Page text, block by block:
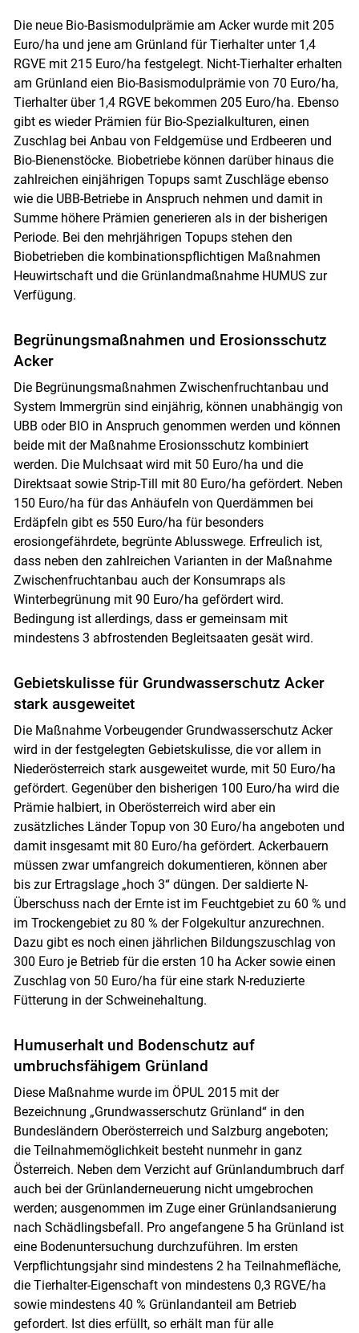
Die neue Bio-Basismodulprämie am Acker wurde mit 205
Euro/ha und jene am Grünland für Tierhalter unter 1,4
RGVE mit 215 Euro/ha festgelegt. Nicht-Tierhalter erhalten
am Grünland eien Bio-Basismodulprämie von 70 Euro/ha,
Tierhalter über 1,4 RGVE bekommen 205 Euro/ha. Ebenso
gibt es wieder Prämien für Bio-Spezialkulturen, einen
Zuschlag bei Anbau von Feldgemüse und Erdbeeren und
Bio-Bienenstöcke. Biobetriebe können darüber hinaus die
zahlreichen einjährigen Topups samt Zuschläge ebenso
wie die UBB-Betriebe in Anspruch nehmen und damit in
Summe höhere Prämien generieren als in der bisherigen
Periode. Bei den mehrjährigen Topups stehen den
Biobetrieben die kombinationspflichtigen Maßnahmen
Heuwirtschaft und die Grünlandmaßnahme HUMUS zur
Verfügung.
Begrünungsmaßnahmen und Erosionsschutz
Acker
Die Begrünungsmaßnahmen Zwischenfruchtanbau und
System Immergrün sind einjährig, können unabhängig von
UBB oder BIO in Anspruch genommen werden und können
beide mit der Maßnahme Erosionsschutz kombiniert
werden. Die Mulchsaat wird mit 50 Euro/ha und die
Direktsaat sowie Strip-Till mit 80 Euro/ha gefördert. Neben
150 Euro/ha für das Anhäufeln von Querdämmen bei
Erdäpfeln gibt es 550 Euro/ha für besonders
erosiongefährdete, begrünte Ablusswege. Erfreulich ist,
dass neben den zahlreichen Varianten in der Maßnahme
Zwischenfruchtanbau auch der Konsumraps als
Winterbegrünung mit 90 Euro/ha gefördert wird.
Bedingung ist allerdings, dass er gemeinsam mit
mindestens 3 abfrostenden Begleitsaaten gesät wird.
Gebietskulisse für Grundwasserschutz Acker
stark ausgeweitet
Die Maßnahme Vorbeugender Grundwasserschutz Acker
wird in der festgelegten Gebietskulisse, die vor allem in
Niederösterreich stark ausgeweitet wurde, mit 50 Euro/ha
gefördert. Gegenüber den bisherigen 100 Euro/ha wird die
Prämie halbiert, in Oberösterreich wird aber ein
zusätzliches Länder Topup von 30 Euro/ha angeboten und
damit insgesamt mit 80 Euro/ha gefördert. Ackerbauern
müssen zwar umfangreich dokumentieren, können aber
bis zur Ertragslage „hoch 3“ düngen. Der saldierte N-
Überschuss nach der Ernte ist im Feuchtgebiet zu 60 % und
im Trockengebiet zu 80 % der Folgekultur anzurechnen.
Dazu gibt es noch einen jährlichen Bildungszuschlag von
300 Euro je Betrieb für die ersten 10 ha Acker sowie einen
Zuschlag von 50 Euro/ha für eine stark N-reduzierte
Fütterung in der Schweinehaltung.
Humuserhalt und Bodenschutz auf
umbruchsfähigem Grünland
Diese Maßnahme wurde im ÖPUL 2015 mit der
Bezeichnung „Grundwasserschutz Grünland“ in den
Bundesländern Oberösterreich und Salzburg angeboten;
die Teilnahmemöglichkeit besteht nunmehr in ganz
Österreich. Neben dem Verzicht auf Grünlandumbruch darf
auch bei der Grünlanderneuerung nicht umgebrochen
werden; ausgenommen im Zuge einer Grünlandsanierung
nach Schädlingsbefall. Pro angefangene 5 ha Grünland ist
eine Bodenuntersuchung durchzuführen. Im ersten
Verpflichtungsjahr sind mindestens 2 ha Teilnahmefläche,
die Tierhalter-Eigenschaft von mindestens 0,3 RGVE/ha
sowie mindestens 40 % Grünlandanteil am Betrieb
gefordert. Ist dies erfüllt, so erhält man für alle